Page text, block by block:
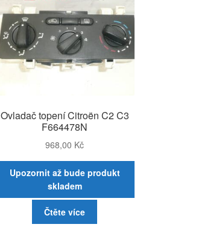
Ovladač topení Citroën C2 C3
F664478N
968,00 Kč
Upozornit až bude produkt
skladem
Čtěte více